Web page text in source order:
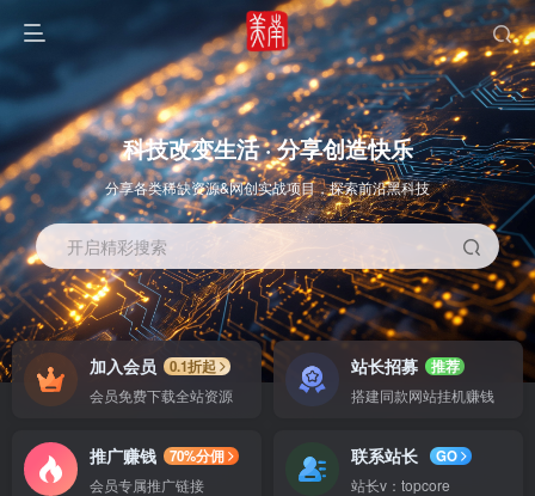
OS教程 SOFT教程
科技改变生活 · 分享创造快乐
分享各类稀缺资源&网创实战项目，探索前沿黑科技
开启精彩搜索
加入会员
0.1折起
会员免费下载全站资源
站长招募
推荐
搭建同款网站挂机赚钱
推广赚钱
70%分佣
会员专属推广链接
联系站长
GO
站长v：topcore